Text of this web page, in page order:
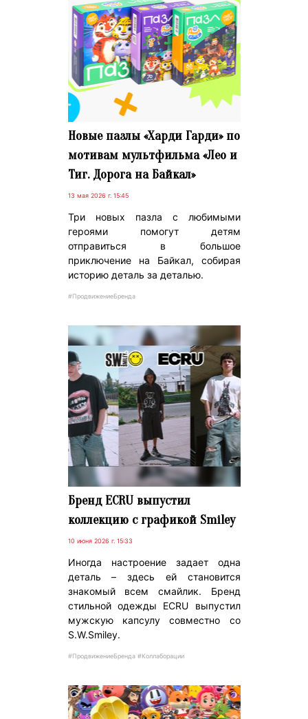
Новые пазлы «Харди Гарди» по
мотивам мультфильма «Лео и
Тиг. Дорога на Байкал»
13 мая 2026 г. 15:45
Три новых пазла с любимыми
героями помогут детям
отправиться в большое
приключение на Байкал, собирая
историю деталь за деталью.
#ПродвижениеБренда
Бренд ECRU выпустил
коллекцию с графикой Smiley
10 июня 2026 г. 15:33
Иногда настроение задает одна
деталь – здесь ей становится
знакомый всем смайлик. Бренд
стильной одежды ECRU выпустил
мужскую капсулу совместно со
S.W.Smiley.
#ПродвижениеБренда #Коллаборации